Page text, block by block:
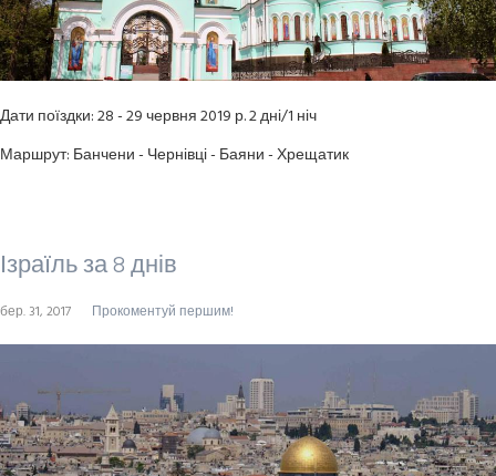
Дати поїздки: 28 - 29 червня 2019 р. 2 дні/1 ніч
Маршрут: Банчени- Чернівці- Баяни - Хрещатик
Ізраїль за 8 днів
бер. 31, 2017 Прокоментуй першим!